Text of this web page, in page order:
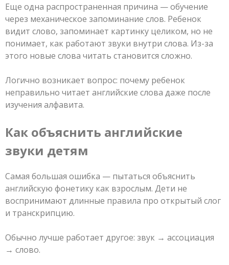
Еще одна распространенная причина — обучение
через механическое запоминание слов. Ребенок
видит слово, запоминает картинку целиком, но не
понимает, как работают звуки внутри слова. Из-за
этого новые слова читать становится сложно.
Логично возникает вопрос: почему ребенок
неправильно читает английские слова даже после
изучения алфавита.
Как объяснить английские
звуки детям
Самая большая ошибка — пытаться объяснить
английскую фонетику как взрослым. Дети не
воспринимают длинные правила про открытый слог
и транскрипцию.
Обычно лучше работает другое: звук → ассоциация
→ слово.